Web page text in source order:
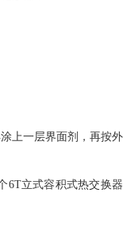
上一层界面剂，再按外
6T立式容积式热交换器